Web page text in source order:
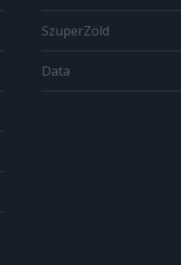
SzuperZöld
Data